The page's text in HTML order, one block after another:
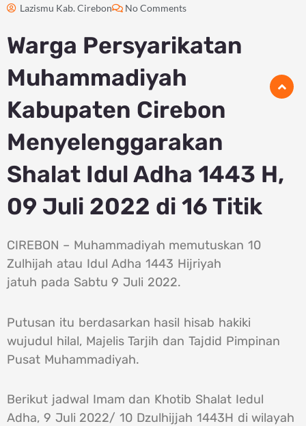
Lazismu Kab. Cirebon No Comments
Warga Persyarikatan
Muhammadiyah
Kabupaten Cirebon
Menyelenggarakan
Shalat Idul Adha 1443 H,
09 Juli 2022 di 16 Titik
CIREBON – Muhammadiyah memutuskan 10
Zulhijah atau Idul Adha 1443 Hijriyah
jatuh pada Sabtu 9 Juli 2022.
Putusan itu berdasarkan hasil hisab hakiki
wujudul hilal, Majelis Tarjih dan Tajdid Pimpinan
Pusat Muhammadiyah.
Berikut jadwal Imam dan Khotib Shalat Iedul
Adha, 9 Juli 2022/ 10 Dzulhijjah 1443H di wilayah